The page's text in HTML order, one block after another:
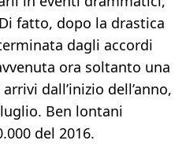
fatto, dopo la drastica
dagli accordi
ora soltanto una
dall’inizio dell’anno,
Ben lontani
del 2016.